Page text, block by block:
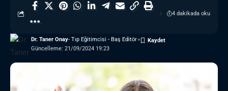
Güncelleme: 21/09/2024 19:23
Dr. Taner Onay- Tıp Eğitimcisi - Baş Editör
4 dakikada oku